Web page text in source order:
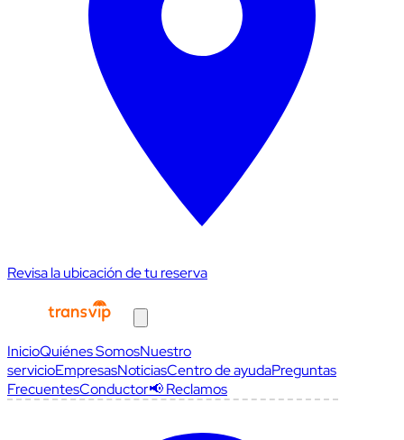
Revisa la ubicación de tu reserva
InicioQuiénes SomosNuestro
servicioEmpresasNoticiasCentro de ayudaPreguntas
FrecuentesConductor📢 Reclamos